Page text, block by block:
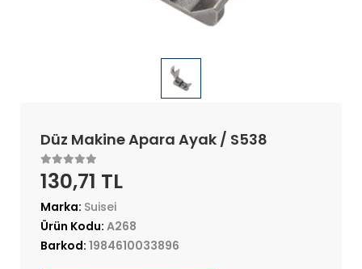
Düz Makine Apara Ayak / S538
130,71 TL
Marka: Suisei
Ürün Kodu: A268
Barkod: 1984610033896